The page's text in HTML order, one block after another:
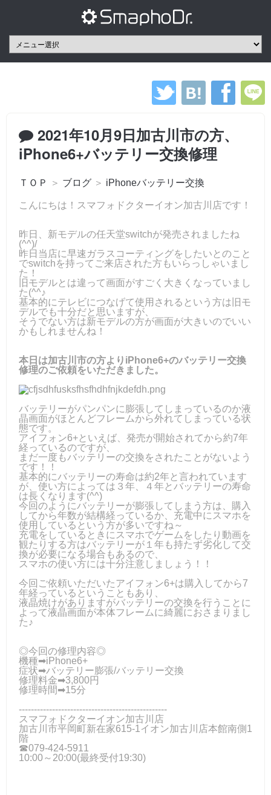
2021年10月9日加古川市の方、
iPhone6+バッテリー交換修理
ＴＯＰ ＞ ブログ ＞ iPhoneバッテリー交換
こんにちは！スマフォドクターイオン加古川店です！
昨日、新モデルの任天堂switchが発売されましたね
(^^)/
昨日当店に早速ガラスコーティングをしたいとのこと
でswitchを持ってご来店された方もいらっしゃいまし
た！
旧モデルとは違って画面がすごく大きくなっていまし
た(^^♪
基本的にテレビにつなげて使用されるという方は旧モ
デルでも十分だと思いますが、
そうでない方は新モデルの方が画面が大きいのでいい
かもしれませんね！
本日は加古川市の方よりiPhone6+のバッテリー交換
修理のご依頼をいただきました。
バッテリーがパンパンに膨張してしまっているのか液
晶画面がほとんどフレームから外れてしまっている状
態です。
アイフォン6+といえば、発売が開始されてから約7年
経っているのですが、
まだ一度もバッテリーの交換をされたことがないよう
です！！
基本的にバッテリーの寿命は約2年と言われています
が、使い方によっては３年、４年とバッテリーの寿命
は長くなります(^^)
今回のようにバッテリーが膨張してしまう方は、購入
してから年数が結構経っているか、充電中にスマホを
使用しているという方が多いですね～
充電をしているときにスマホでゲームをしたり動画を
観たりする方はバッテリーが１年も持たず劣化して交
換が必要になる場合もあるので、
スマホの使い方には十分注意しましょう！！
今回ご依頼いただいたアイフォン6+は購入してから7
年経っているということもあり、
液晶焼けがありますがバッテリーの交換を行うことに
よって液晶画面が本体フレームに綺麗におさまりまし
た♪
◎今回の修理内容◎
機種➡iPhone6+
症状➡バッテリー膨張/バッテリー交換
修理料金➡3,800円
修理時間➡15分
-------------------------------------------------
スマフォドクターイオン加古川店
加古川市平岡町新在家615-1イオン加古川店本館南側1
階
☎079-424-5911
10:00～20:00(最終受付19:30)